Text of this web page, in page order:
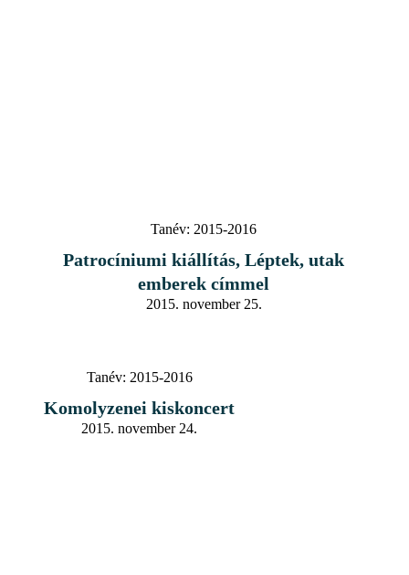
Tanév: 2015-2016
Patrocíniumi kiállítás, Léptek, utak
emberek címmel
2015. november 25.
Tanév: 2015-2016
Komolyzenei kiskoncert
2015. november 24.